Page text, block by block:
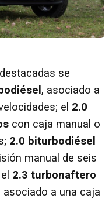
se
, asociado a
el 2.0
con caja manual o
2.0 biturbodiésel
manual de seis
2.3 turbonaftero
asociado a una caja